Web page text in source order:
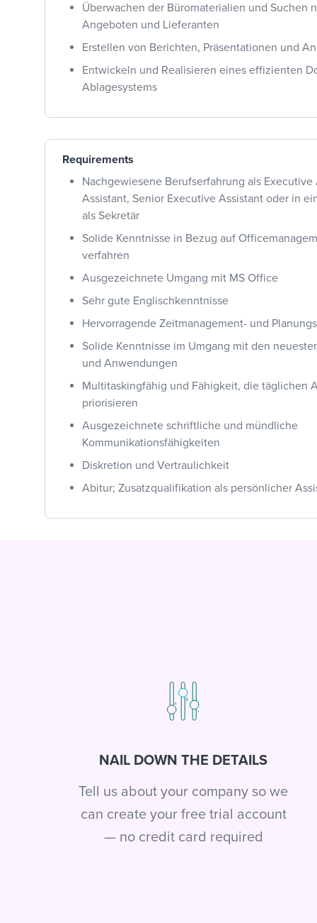
Überwachen der Büromaterialien und Suchen
Angeboten und Lieferanten
Erstellen von Berichten, Präsentationen und
Entwickeln und Realisieren eines effizienten
Ablagesystems
Requirements
Nachgewiesene Berufserfahrung als
Assistant, Senior Executive Assistant oder in
als Sekretär
Solide Kenntnisse in Bezug auf
verfahren
Ausgezeichnete Umgang mit MS Office
Sehr gute Englischkenntnisse
Hervorragende Zeitmanagement- und
Solide Kenntnisse im Umgang mit den
und Anwendungen
Multitaskingfähig und Fähigkeit, die täglichen
priorisieren
Ausgezeichnete schriftliche und mündliche
Kommunikationsfähigkeiten
Diskretion und Vertraulichkeit
Abitur; Zusatzqualifikation als persönlicher
NAIL DOWN THE DETAILS
Tell us about your company so we
can create your free trial account
— no credit card required